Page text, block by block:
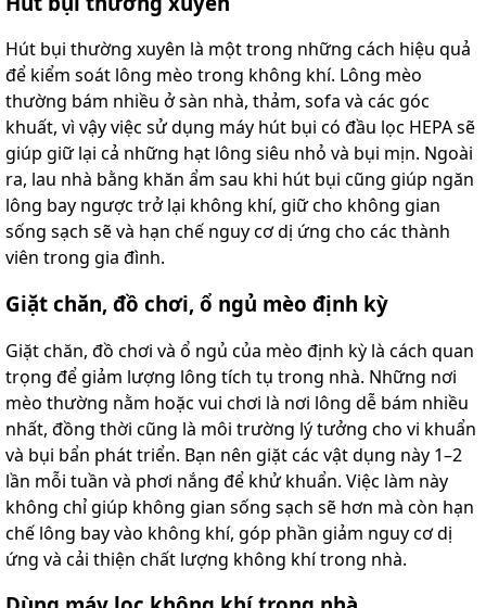
Hút bụi thường xuyên là một trong những cách hiệu quả
để kiểm soát lông mèo trong không khí. Lông mèo
thường bám nhiều ở sàn nhà, thảm, sofa và các góc
khuất, vì vậy việc sử dụng máy hút bụi có đầu lọc HEPA sẽ
giúp giữ lại cả những hạt lông siêu nhỏ và bụi mịn. Ngoài
ra, lau nhà bằng khăn ẩm sau khi hút bụi cũng giúp ngăn
lông bay ngược trở lại không khí, giữ cho không gian
sống sạch sẽ và hạn chế nguy cơ dị ứng cho các thành
viên trong gia đình.
Giặt chăn, đồ chơi, ổ ngủ mèo định kỳ
Giặt chăn, đồ chơi và ổ ngủ của mèo định kỳ là cách quan
trọng để giảm lượng lông tích tụ trong nhà. Những nơi
mèo thường nằm hoặc vui chơi là nơi lông dễ bám nhiều
nhất, đồng thời cũng là môi trường lý tưởng cho vi khuẩn
và bụi bẩn phát triển. Bạn nên giặt các vật dụng này 1–2
lần mỗi tuần và phơi nắng để khử khuẩn. Việc làm này
không chỉ giúp không gian sống sạch sẽ hơn mà còn hạn
chế lông bay vào không khí, góp phần giảm nguy cơ dị
ứng và cải thiện chất lượng không khí trong nhà.